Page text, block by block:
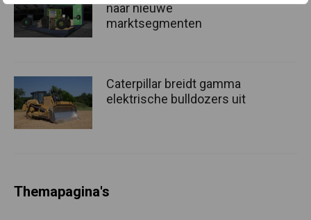
naar nieuwe
marktsegmenten
Caterpillar breidt gamma
elektrische bulldozers uit
Themapagina's